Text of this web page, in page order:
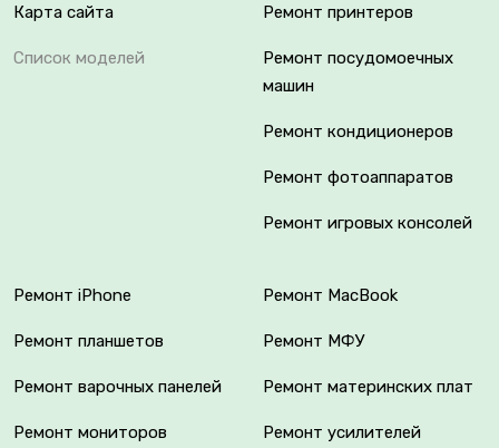
Карта сайта
Список моделей
Ремонт принтеров
Ремонт посудомоечных
машин
Ремонт кондиционеров
Ремонт фотоаппаратов
Ремонт игровых консолей
Ремонт iPhone
Ремонт планшетов
Ремонт варочных панелей
Ремонт мониторов
Ремонт MacBook
Ремонт МФУ
Ремонт материнских плат
Ремонт усилителей